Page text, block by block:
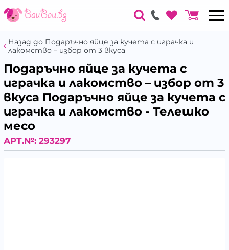
Назад до Подаръчно яйце за кучета с играчка и
лакомство – избор от 3 вкуса
Подаръчно яйце за кучета с
играчка и лакомство – избор от 3
вкуса Подаръчно яйце за кучета с
играчка и лакомство - Телешко
месо
АРТ.№: 293297